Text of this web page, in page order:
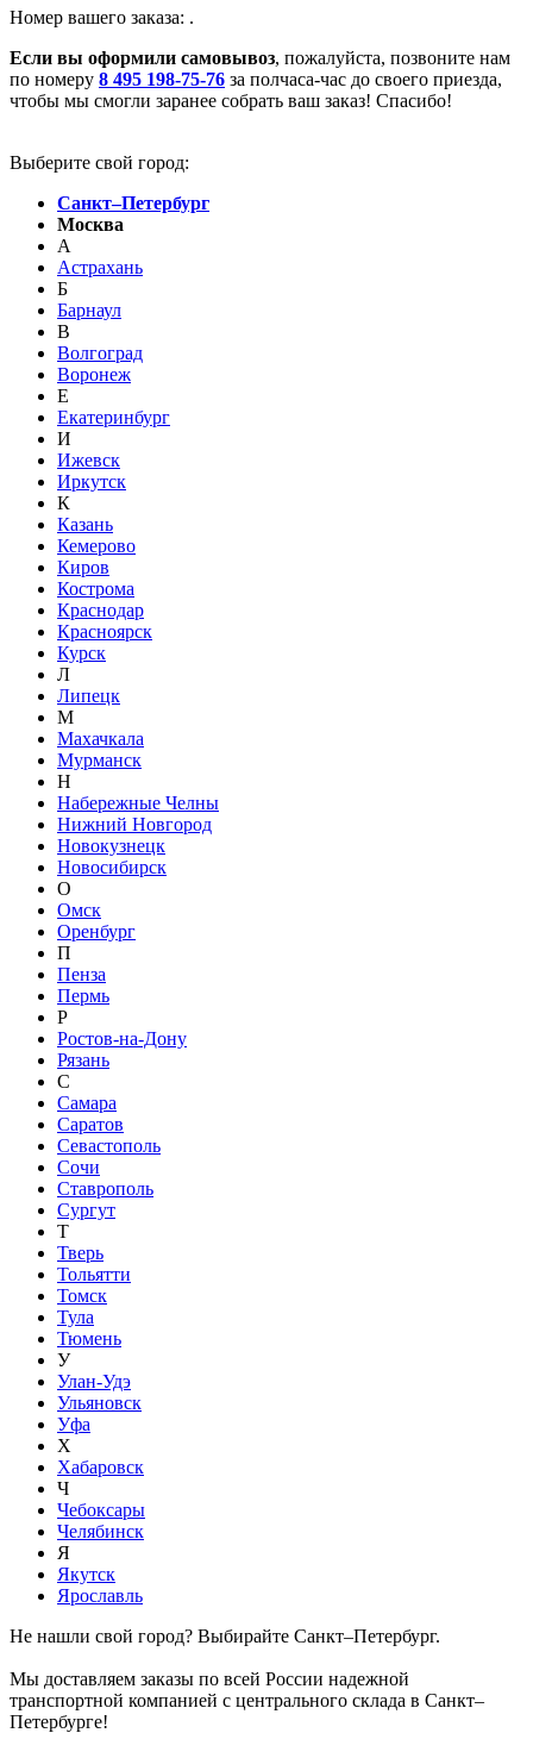
Номер вашего заказа: .
Если вы оформили самовывоз, пожалуйста, позвоните нам
по номеру 8 495 198-75-76 за полчаса-час до своего приезда,
чтобы мы смогли заранее собрать ваш заказ! Спасибо!
Выберите свой город:
Санкт–Петербург
Москва
А
Астрахань
Б
Барнаул
В
Волгоград
Воронеж
Е
Екатеринбург
И
Ижевск
Иркутск
К
Казань
Кемерово
Киров
Кострома
Краснодар
Красноярск
Курск
Л
Липецк
М
Махачкала
Мурманск
Н
Набережные Челны
Нижний Новгород
Новокузнецк
Новосибирск
О
Омск
Оренбург
П
Пенза
Пермь
Р
Ростов-на-Дону
Рязань
С
Самара
Саратов
Севастополь
Сочи
Ставрополь
Сургут
Т
Тверь
Тольятти
Томск
Тула
Тюмень
У
Улан-Удэ
Ульяновск
Уфа
Х
Хабаровск
Ч
Чебоксары
Челябинск
Я
Якутск
Ярославль
Не нашли свой город? Выбирайте Санкт–Петербург.
Мы доставляем заказы по всей России надежной
транспортной компанией с центрального склада в Санкт–
Петербурге!